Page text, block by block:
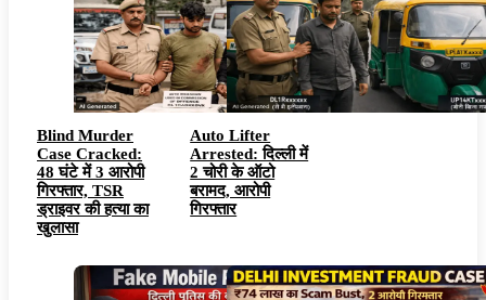
Blind Murder
Case Cracked:
48 घंटे में 3 आरोपी
गिरफ्तार, TSR
ड्राइवर की हत्या का
खुलासा
Auto Lifter
Arrested: दिल्ली में
2 चोरी के ऑटो
बरामद, आरोपी
गिरफ्तार